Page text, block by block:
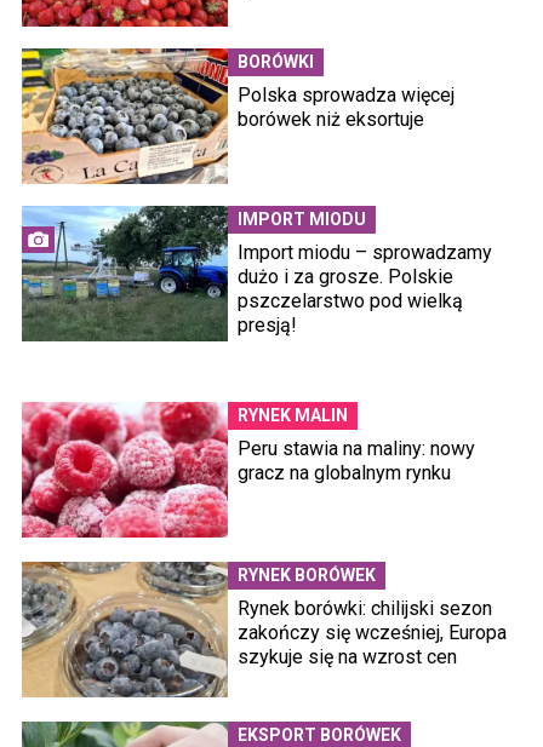
BORÓWKI
Polska sprowadza więcej
borówek niż eksortuje
IMPORT MIODU
Import miodu – sprowadzamy
dużo i za grosze. Polskie
pszczelarstwo pod wielką
presją!
RYNEK MALIN
Peru stawia na maliny: nowy
gracz na globalnym rynku
RYNEK BORÓWEK
Rynek borówki: chilijski sezon
zakończy się wcześniej, Europa
szykuje się na wzrost cen
EKSPORT BORÓWEK